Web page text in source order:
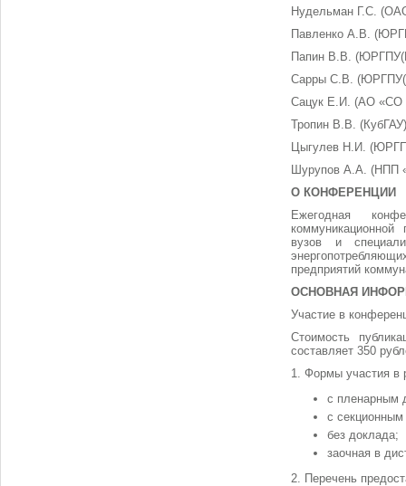
Нудельман Г.С.
Павленко А.В.
Папин В.В.
Сарры С.В.
Сацук Е.И. (АО «СО
Тропин В.В. (КубГАУ)
Цыгулев Н.И.
Шурупов А.А. (НПП
О КОНФЕРЕНЦИИ
Ежегодная
коммуникационной
вузов и
предприятий
ОСНОВНАЯ
Участие в
Стоимость
составляет 350
1. Формы участия в
с пленарным
с
без доклада;
заочная в
2. Перечень